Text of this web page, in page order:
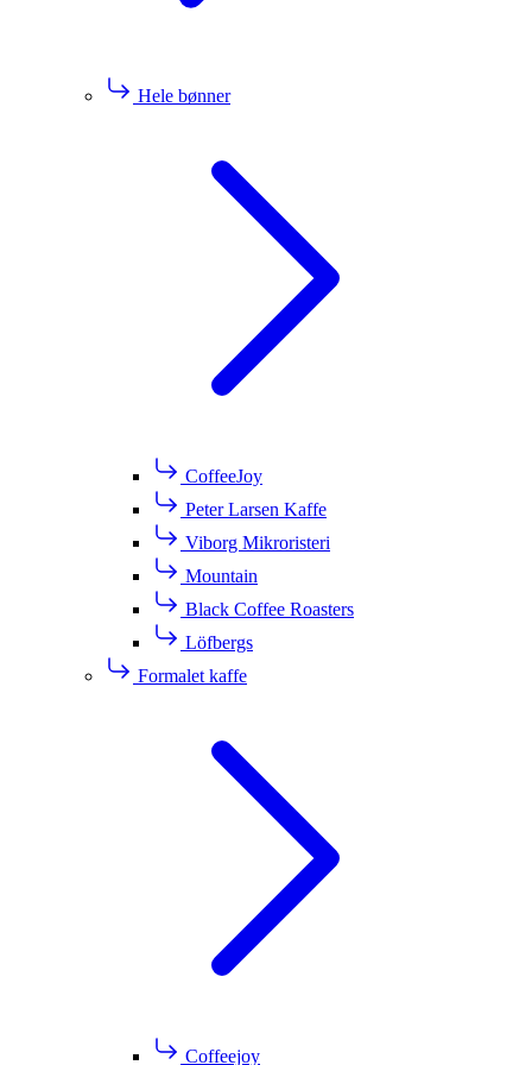
Hele bønner
CoffeeJoy
Peter Larsen Kaffe
Viborg Mikroristeri
Mountain
Black Coffee Roasters
Löfbergs
Formalet kaffe
Coffeejoy